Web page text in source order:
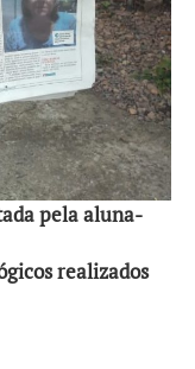
pela aluna-
realizados